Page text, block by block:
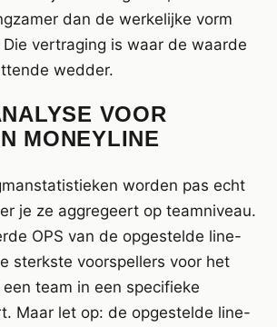
dan de werkelijke vorm
vertraging is waar de waarde
wedder.
VOOR
MONEYLINE
worden pas echt
je ze aggregeert op teamniveau.
OPS van de opgestelde line-
sterkste voorspellers voor het
team in een specifieke
Maar let op: de opgestelde line-